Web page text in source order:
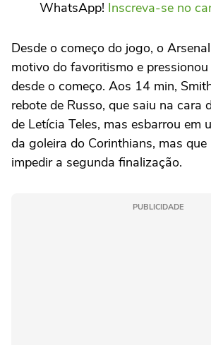
WhatsApp! Inscreva-se no
Desde o começo do jogo, o
motivo do favoritismo e
desde o começo. Aos 14 min,
rebote de Russo, que saiu na cara
de Letícia Teles, mas esbarrou em
da goleira do Corinthians, mas
impedir a segunda finalização.
PUBLICIDADE